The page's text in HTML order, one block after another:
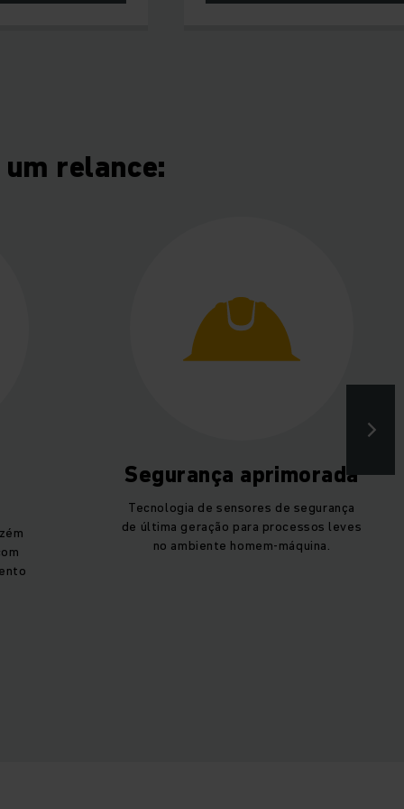
relance:
Segurança aprimorada
Tecnologia de sensores de segurança
de última geração para processos leves
no ambiente homem-máquina.